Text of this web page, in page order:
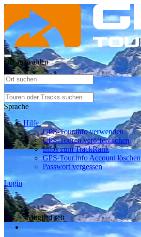
Ort auswählen
Sprache
Hilfe
GPS-Tour.info verwenden
GPS-Touren veröffentlichen
Infos zum TrackRank
GPS-Tour.info Account löschen
Passwort vergessen
Login
Mitglied seit